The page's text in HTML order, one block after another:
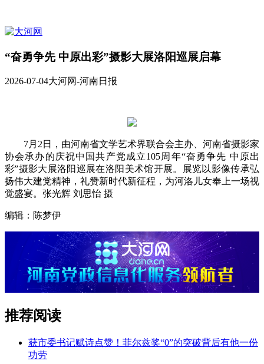
“奋勇争先 中原出彩”摄影大展洛阳巡展启幕
2026-07-04大河网-河南日报
7月2日，由河南省文学艺术界联合会主办、河南省摄影家
协会承办的庆祝中国共产党成立105周年“奋勇争先 中原出
彩”摄影大展洛阳巡展在洛阳美术馆开展。展览以影像传承弘
扬伟大建党精神，礼赞新时代新征程，为河洛儿女奉上一场视
觉盛宴。张光辉 刘思怡 摄
编辑：陈梦伊
推荐阅读
获市委书记赋诗点赞！菲尔兹奖“0”的突破背后有他一份
功劳